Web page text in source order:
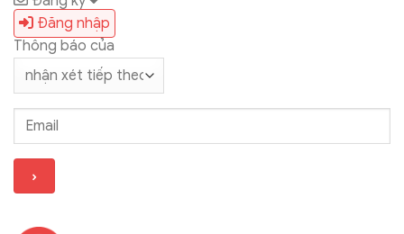
Đăng nhập
Thông báo của